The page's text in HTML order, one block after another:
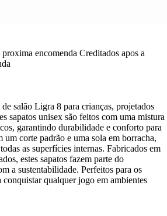
encomenda Creditados apos a
salão Ligra 8 para crianças, projetados
sapatos unisex são feitos com uma mistura
garantindo durabilidade e conforto para
um corte padrão e uma sola em borracha,
as superfícies internas. Fabricados em
estes sapatos fazem parte do
a sustentabilidade. Perfeitos para os
qualquer jogo em ambientes